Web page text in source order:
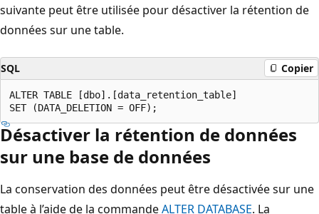
suivante peut être utilisée pour désactiver la rétention de
données sur une table.
SQL Copier
ALTER TABLE [dbo].[data_retention_table]
Désactiver la rétention de données
sur une base de données
La conservation des données peut être désactivée sur une
table à l’aide de la commandeALTER DATABASE. La